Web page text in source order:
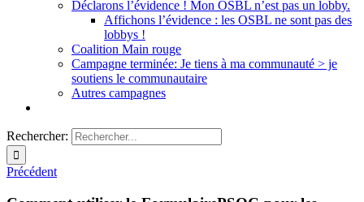
Déclarons l’évidence ! Mon OSBL n’est pas un lobby.
Affichons l’évidence : les OSBL ne sont pas des
lobbys !
Coalition Main rouge
Campagne terminée: Je tiens à ma communauté > je
soutiens le communautaire
Autres campagnes
Rechercher:
Précédent